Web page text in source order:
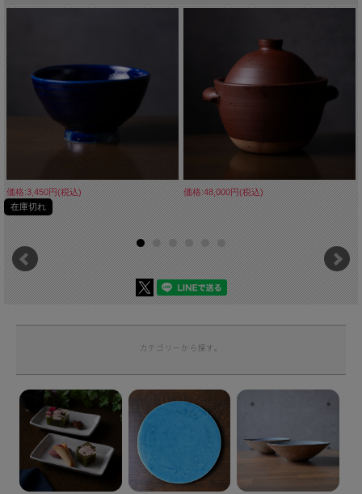
※この作品は一つひとつ手作りのため、サイズや釉薬の表情、色合いに若干の個体
※電子レンジでご使用いただけます（オーブン・直火不可）。
■素材 陶器
■サイズ 径約12cm 高さ約6.5cm
■手触り さらっとしています。
■重量 約175g
■生産国 Made in Japan
価格:3,450円(税込)
在庫切れ
価格:48,000円(税込)
カテゴリーから探す。